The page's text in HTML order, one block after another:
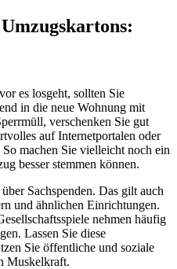
es losgeht, sollten Sie
in die neue Wohnung mit
verschenken Sie gut
auf Internetportalen oder
machen Sie vielleicht noch ein
besser stemmen können.
Sachspenden. Das gilt auch
und ähnlichen Einrichtungen.
nehmen häufig
Lassen Sie diese
Sie öffentliche und soziale
Muskelkraft.